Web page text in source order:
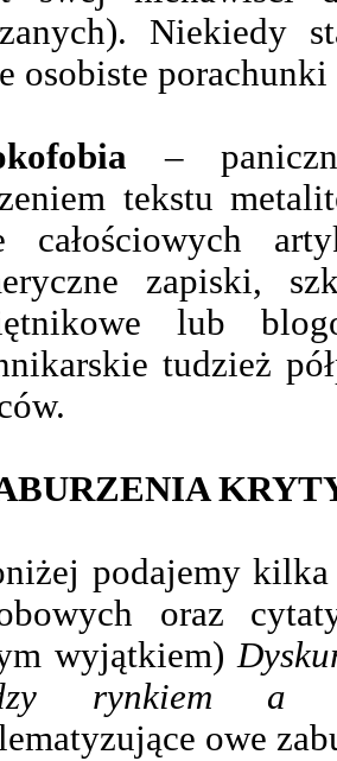
Niekiedy
osobiste porachunki
–
tekstu
całościowych
zapiski,
lub
tudzież
podajemy
oraz
wyjątkiem)
rynkiem a
owe